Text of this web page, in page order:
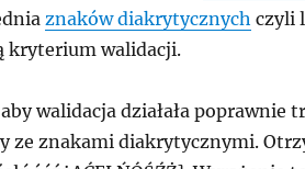
znaków diakrytycznych czyli
kryterium walidacji.
walidacja działała
ze znakami diakrytycznymi.